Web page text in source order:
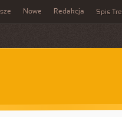
Nowe Redakcja Spis